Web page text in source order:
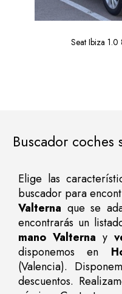
Seat Ibiza
Buscador coches
Elige las
buscador para
Valterna que se
encontrarás un
mano Valterna y
disponemos en
(Valencia).
descuentos.